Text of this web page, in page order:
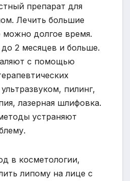
препарат для
Лечить большие
долгое время.
2 месяцев и больше.
с помощью
пилинг,
лазерная шлифовка.
устраняют
в косметологии,
липому на лице с